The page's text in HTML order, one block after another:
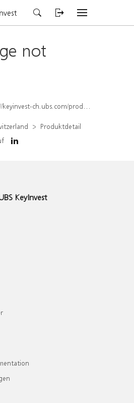
not
ch.ubs.com/produkt/detail/index/isin/CH1578001849
Produktdetail
KeyInvest